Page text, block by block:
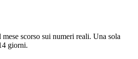
scorso sui numeri reali. Una sola
giorni.